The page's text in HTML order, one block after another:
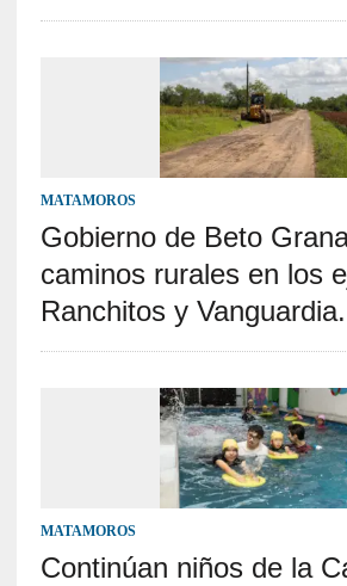
MATAMOROS
Gobierno de Beto
caminos rurales en los
Ranchitos y Vanguardia.
MATAMOROS
Continúan niños de la